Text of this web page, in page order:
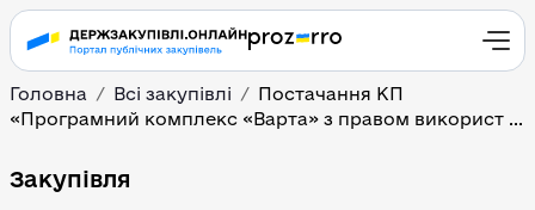
Головна Всі закупівлі
Постачання КП
«Програмний комплекс «Варта» з правом використ ...
Постачання КП
Закупівля